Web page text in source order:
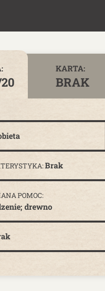
KARTA:
BRAK
Brak
POMOC:
drewno